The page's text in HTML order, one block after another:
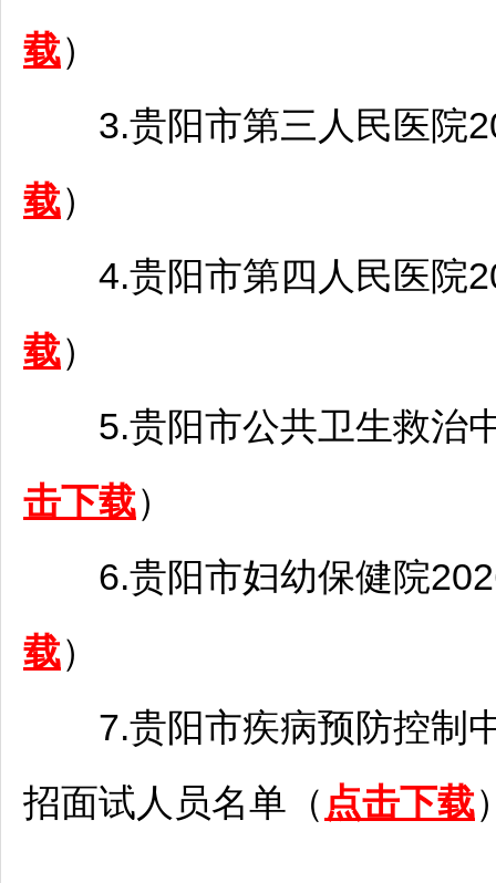
载）
3.贵阳市第三人民医院
载）
4.贵阳市第四人民医院
载）
5.贵阳市公共卫生救治
击下载）
6.贵阳市妇幼保健院
载）
7.贵阳市疾病预防控制
招面试人员名单（ 点击下载